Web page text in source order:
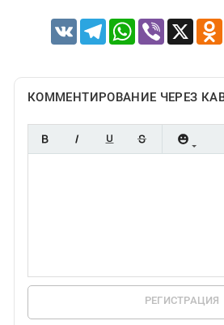
VK TelegramWhatsApp
Viber X
КОММЕНТИРОВАНИЕ ЧЕРЕЗ
РЕГИСТРАЦИЯ